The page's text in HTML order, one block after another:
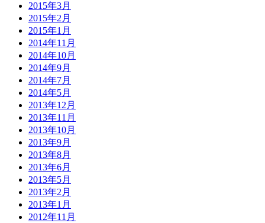
2015年3月
2015年2月
2015年1月
2014年11月
2014年10月
2014年9月
2014年7月
2014年5月
2013年12月
2013年11月
2013年10月
2013年9月
2013年8月
2013年6月
2013年5月
2013年2月
2013年1月
2012年11月